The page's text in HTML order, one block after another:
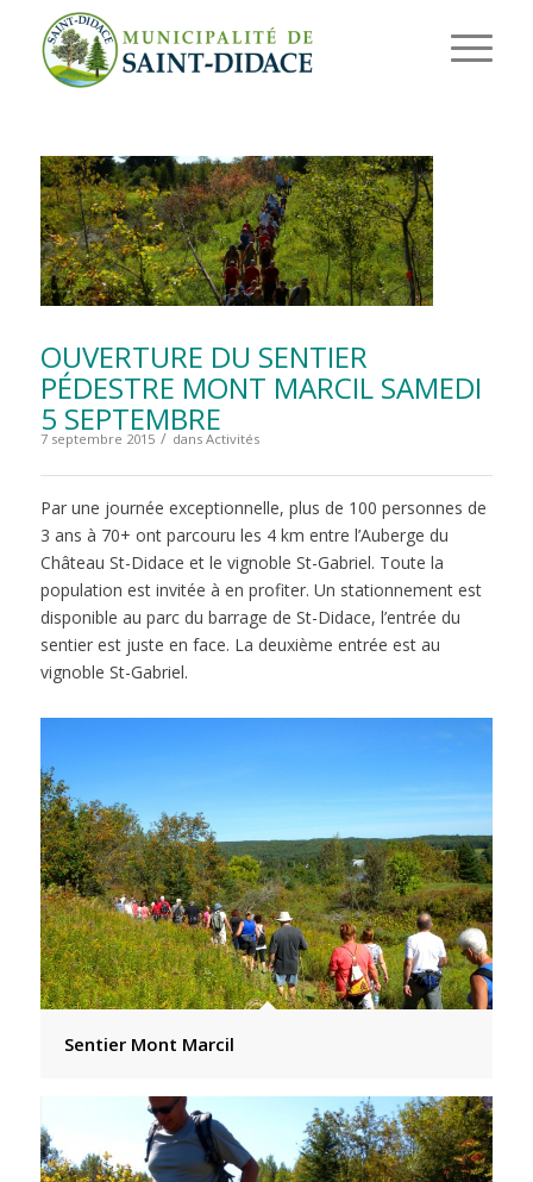
OUVERTURE DU SENTIER
PÉDESTRE MONT MARCIL SAMEDI
5 SEPTEMBRE
7 septembre 2015 / dans Activités
Par une journée exceptionnelle, plus de 100 personnes de
3 ans à 70+ ont parcouru les 4 km entre l’Auberge du
Château St-Didace et le vignoble St-Gabriel. Toute la
population est invitée à en profiter. Un stationnement est
disponible au parc du barrage de St-Didace, l’entrée du
sentier est juste en face. La deuxième entrée est au
vignoble St-Gabriel.
Sentier Mont Marcil